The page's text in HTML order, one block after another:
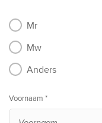
Mr
Mw
Anders
Voornaam *